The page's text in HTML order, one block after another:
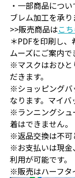
・一部商品につ
ブレム加工を承り
>>販売商品はこ
＊PDFを印刷し
ムーズにご案内で
※マスクはおひと
だきます。
※ショッピングバ
なります。マイバ
※ランニングシュ
着はできません。
※返品交換は不可
※お支払いは現金
利用が可能です。
※販売はハーフタ